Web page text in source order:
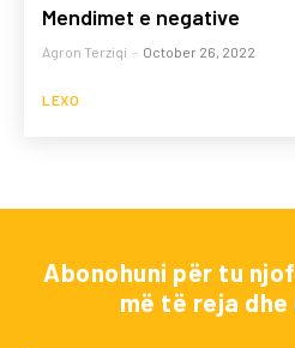
Mendimet e negative
Agron Terziqi - October 26, 2022
LEXO
Abonohuni për tu
më të reja